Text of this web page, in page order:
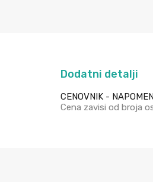
Dodatni detalji
CENOVNIK -
Cena zavisi od broja